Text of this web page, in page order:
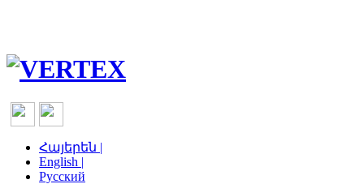
Հայերեն |
English |
Русский